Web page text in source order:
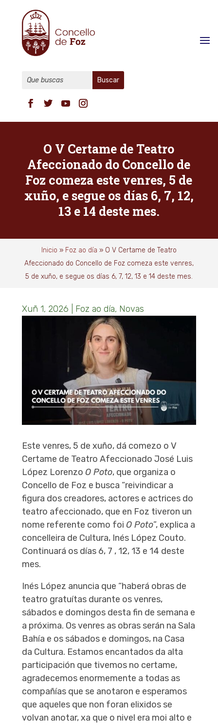
O V Certame de Teatro
Afeccionado do Concello de
Foz comeza este venres, 5 de
xuño, e segue os días 6, 7, 12,
13 e 14 deste mes.
Inicio » Foz ao día » O V Certame de Teatro
Afeccionado do Concello de Foz comeza este venres,
5 de xuño, e segue os días 6, 7, 12, 13 e 14 deste mes.
Xuñ 1, 2026 Foz ao día, Novas
Este venres, 5 de xuño, dá comezo o V
Certame de Teatro Afeccionado José Luis
López Lorenzo O Poto, que organiza o
Concello de Foz e busca “reivindicar a
figura dos creadores, actores e actrices do
teatro afeccionado, que en Foz tiveron un
nome referente como foi O Poto”, explica a
concelleira de Cultura, Inés López Couto.
Continuará os días 6, 7 , 12, 13 e 14 deste
mes.
Inés López anuncia que “haberá obras de
teatro gratuítas durante os venres,
sábados e domingos desta fin de semana e
a próxima. Os venres as obras serán na Sala
Bahía e os sábados e domingos, na Casa
da Cultura. Estamos encantados da alta
participación que tivemos no certame,
agradecemos enormemente a todas as
compañías que se anotaron e esperamos
que aqueles que non foran elixidos se
volvan anotar, xa que o nivel era moi alto e